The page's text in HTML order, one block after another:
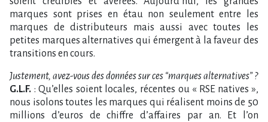
marques sont prises en étau non seulement entre les
marques de distributeurs mais aussi avec toutes les
petites marques alternatives qui émergent à la faveur des
transitions en cours.
Justement, avez-vous des données sur ces “marques alternatives” ?
G.L.F. : Qu’elles soient locales, récentes ou « RSE natives »,
nous isolons toutes les marques qui réalisent moins de 50
millions d’euros de chiffre d’affaires par an. Et l’on